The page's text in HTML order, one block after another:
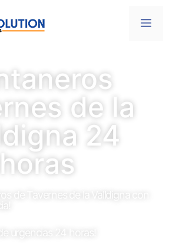
de la
24
horas
de Tavernes de la Valldigna con
urgencias 24 horas!